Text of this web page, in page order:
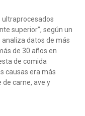
ultraprocesados
superior”, según un
analiza datos de más
de 30 años en
de comida
causas era más
carne, ave y